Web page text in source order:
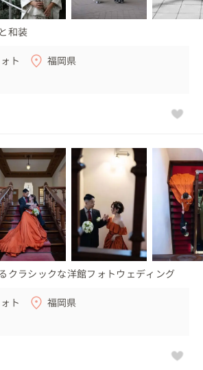
和装
ト
福岡県
クラシックな洋館フォトウェディング
ト
福岡県